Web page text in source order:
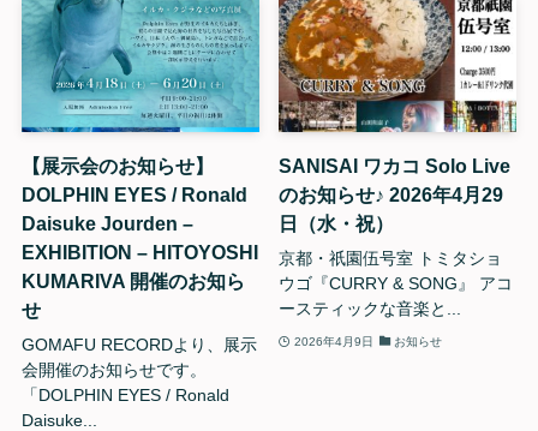
【展示会のお知らせ】
DOLPHIN EYES / Ronald
Daisuke Jourden –
EXHIBITION – HITOYOSHI
KUMARIVA 開催のお知ら
せ
GOMAFU RECORDより、展示
会開催のお知らせです。
「DOLPHIN EYES / Ronald
Daisuke...
SANISAI ワカコ Solo Live
のお知らせ♪ 2026年4月29
日（水・祝）
京都・祇園伍号室 トミタショ
ウゴ『CURRY & SONG』 アコ
ースティックな音楽と...
2026年4月9日 お知らせ